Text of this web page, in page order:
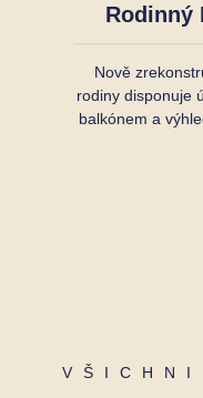
Rodinný
Nově
rodiny disponuje
balkónem a